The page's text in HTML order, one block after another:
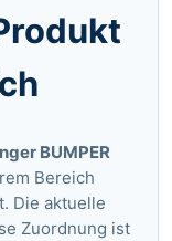
BUMPER
Bereich
Die aktuelle
Zuordnung ist